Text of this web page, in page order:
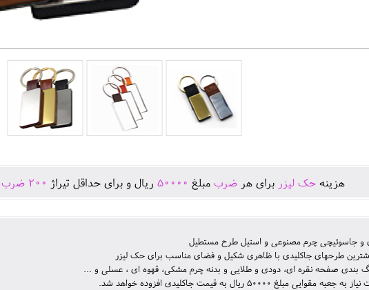
هزينه حک لیزر برای هر ضرب مبلغ 50000 ريال و برای حداقل تيراژ 200 ضرب
و جاسوئیچی چرم مصنوعی و استیل طرح مستطیل
طرحهای جاکلیدی با ظاهری شکیل و فضای مناسب برای حک لیزر
بندی صفحه نقره ای، دودی و طلایی و بدنه چرم مشکی، قهوه ای ، عسلی و ...
مقوایی مبلغ 50000 ریال به قیمت جاکلیدی افزوده خواهد شد.